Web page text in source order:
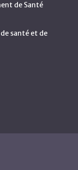
de Santé
santé et de